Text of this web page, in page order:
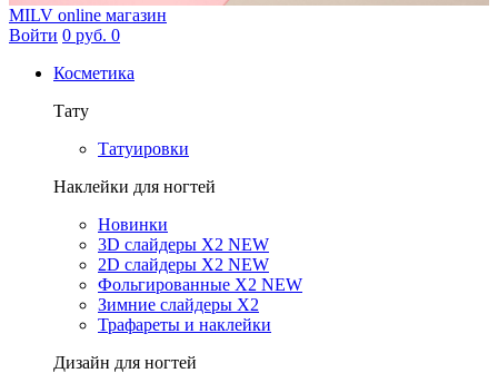
MILV online магазин
Войти 0 руб. 0
Косметика
Тату
Татуировки
Наклейки для ногтей
Новинки
3D слайдеры X2 NEW
2D слайдеры X2 NEW
Фольгированные X2 NEW
Зимние слайдеры Х2
Трафареты и наклейки
Дизайн для ногтей